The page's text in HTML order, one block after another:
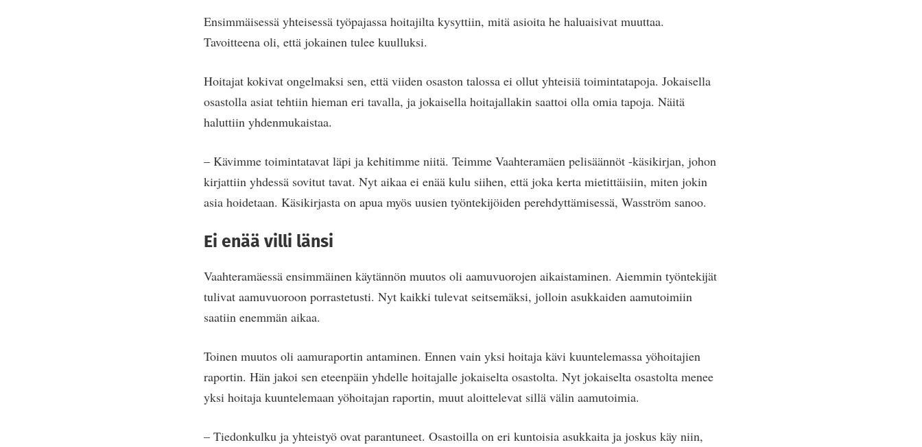
Ensimmäisessä yhteisessä työpajassa hoitajilta kysyttiin, mitä asioita he haluaisivat muuttaa.
Tavoitteena oli, että jokainen tulee kuulluksi.
Hoitajat kokivat ongelmaksi sen, että viiden osaston talossa ei ollut yhteisiä toimintatapoja. Jokaisella
osastolla asiat tehtiin hieman eri tavalla, ja jokaisella hoitajallakin saattoi olla omia tapoja. Näitä
haluttiin yhdenmukaistaa.
– Kävimme toimintatavat läpi ja kehitimme niitä. Teimme Vaahteramäen pelisäännöt -käsikirjan, johon
kirjattiin yhdessä sovitut tavat. Nyt aikaa ei enää kulu siihen, että joka kerta mietittäisiin, miten jokin
asia hoidetaan. Käsikirjasta on apua myös uusien työntekijöiden perehdyttämisessä, Wasström sanoo.
Ei enää villi länsi
Vaahteramäessä ensimmäinen käytännön muutos oli aamuvuorojen aikaistaminen. Aiemmin työntekijät
tulivat aamuvuoroon porrastetusti. Nyt kaikki tulevat seitsemäksi, jolloin asukkaiden aamutoimiin
saatiin enemmän aikaa.
Toinen muutos oli aamuraportin antaminen. Ennen vain yksi hoitaja kävi kuuntelemassa yöhoitajien
raportin. Hän jakoi sen eteenpäin yhdelle hoitajalle jokaiselta osastolta. Nyt jokaiselta osastolta menee
yksi hoitaja kuuntelemaan yöhoitajan raportin, muut aloittelevat sillä välin aamutoimia.
– Tiedonkulku ja yhteistyö ovat parantuneet. Osastoilla on eri kuntoisia asukkaita ja joskus käy niin,